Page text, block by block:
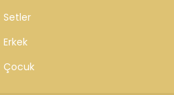
Setler
Erkek
Çocuk